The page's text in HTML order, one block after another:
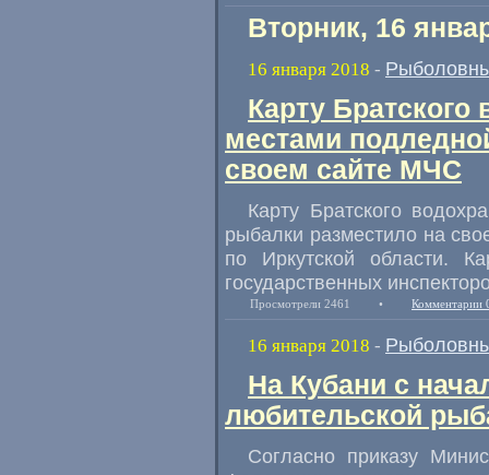
Вторник, 16
16 января 2018 -
Карту
местами
своем сайте МЧС
Карту Братского
рыбалки разместило на
по Иркутской области.
государственных
Просмотрели 2461 • Комментарии
16 января 2018 -
На Кубани с
любительской
Согласно приказу